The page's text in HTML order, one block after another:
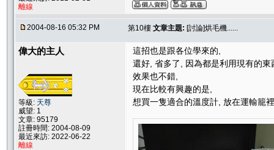
離線
2004-08-16 05:32 PM 第10樓 文章主題: [討論]烘毛機......
偉大的主人
等級: 天尊
威望: 1
文章: 95179
註冊時間: 2004-08-09
最近來訪: 2022-06-22
離線
這招也是跟各位學來的,
還好, 省多了, 因為都是利用現有的東
效果也不錯,
現在比較有興趣的是,
想買一隻適合的溫度計, 放在運輸籠